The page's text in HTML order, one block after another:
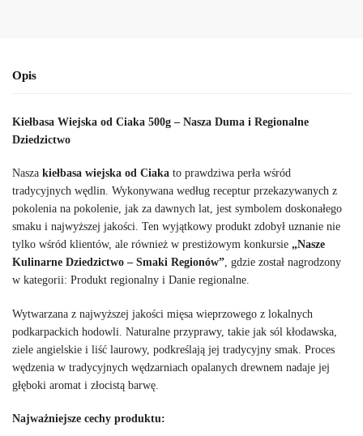
Opis
Kiełbasa Wiejska od Ciaka 500g – Nasza Duma i Regionalne
Dziedzictwo
Nasza kiełbasa wiejska od Ciaka to prawdziwa perła wśród
tradycyjnych wędlin. Wykonywana według receptur przekazywanych z
pokolenia na pokolenie, jak za dawnych lat, jest symbolem doskonałego
smaku i najwyższej jakości. Ten wyjątkowy produkt zdobył uznanie nie
tylko wśród klientów, ale również w prestiżowym konkursie „Nasze
Kulinarne Dziedzictwo – Smaki Regionów”, gdzie został nagrodzony
w kategorii: Produkt regionalny i Danie regionalne.
Wytwarzana z najwyższej jakości mięsa wieprzowego z lokalnych
podkarpackich hodowli. Naturalne przyprawy, takie jak sól kłodawska,
ziele angielskie i liść laurowy, podkreślają jej tradycyjny smak. Proces
wędzenia w tradycyjnych wędzarniach opalanych drewnem nadaje jej
głęboki aromat i złocistą barwę.
Najważniejsze cechy produktu: